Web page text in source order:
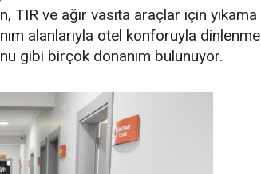
ve ağır vasıta araçlar için yıkama
alanlarıyla otel konforuyla dinlenme
gibi birçok donanım bulunuyor.